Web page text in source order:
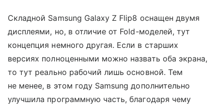
Складной Samsung Galaxy Z Flip8 оснащен двумя
дисплеями, но, в отличие от Fold-моделей, тут
концепция немного другая. Если в старших
версиях полноценными можно назвать оба экрана,
то тут реально рабочий лишь основной. Тем
не менее, в этом году Samsung дополнительно
улучшила программную часть, благодаря чему